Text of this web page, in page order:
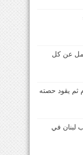
عن كل
ثم يقود حصته
لبنان في